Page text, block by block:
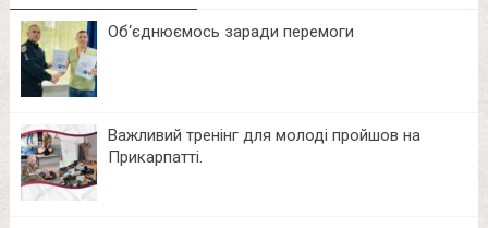
Об‘єднюємось заради перемоги
Важливий тренінг для молоді пройшов на
Прикарпатті.